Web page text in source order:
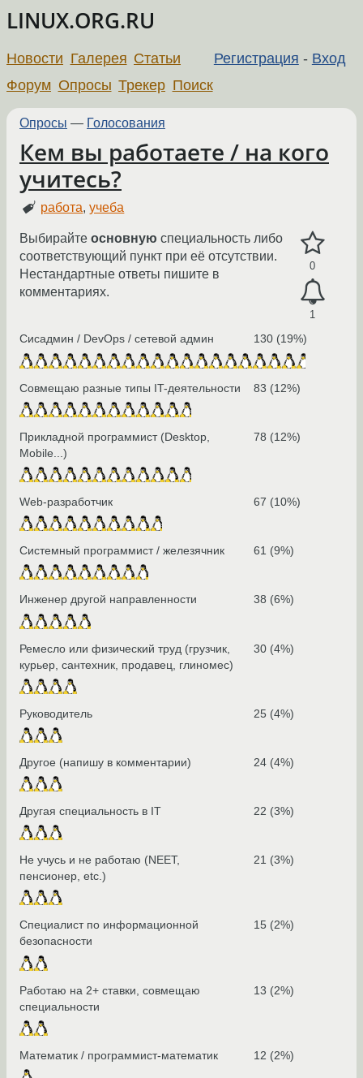
LINUX.ORG.RU
Регистрация - Вход
Новости Галерея Статьи
Форум Опросы Трекер Поиск
Опросы — Голосования
Кем вы работаете / на кого
учитесь?
работа,учеба
0
1
Выбирайте основную специальность либо
соответствующий пункт при её отсутствии.
Нестандартные ответы пишите в
комментариях.
Сисадмин / DevOps / сетевой админ 130 (19%)
Совмещаю разные типы IT-деятельности 83 (12%)
Прикладной программист (Desktop,
Mobile...)
78 (12%)
Web-разработчик 67 (10%)
Системный программист / железячник 61 (9%)
Инженер другой направленности 38 (6%)
Ремесло или физический труд (грузчик,
курьер, сантехник, продавец, глиномес)
30 (4%)
Руководитель 25 (4%)
Другое (напишу в комментарии) 24 (4%)
Другая специальность в IT 22 (3%)
Не учусь и не работаю (NEET,
пенсионер, etc.)
21 (3%)
Специалист по информационной
безопасности
15 (2%)
Работаю на 2+ ставки, совмещаю
специальности
13 (2%)
Математик / программист-математик 12 (2%)